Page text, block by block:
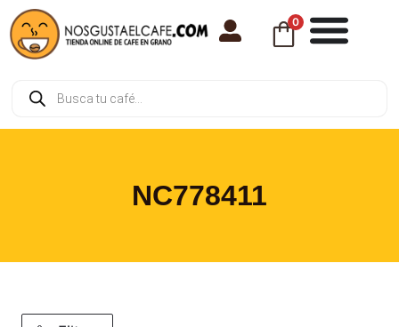
0
NC778411